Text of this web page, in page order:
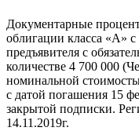
Документарные
облигации класса «А»
предъявителя с
количестве 4 700 000
номинальной
с датой погашения 15
закрытой подписки.
14.11.2019г.